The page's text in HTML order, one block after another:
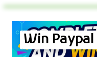
Win Paypal